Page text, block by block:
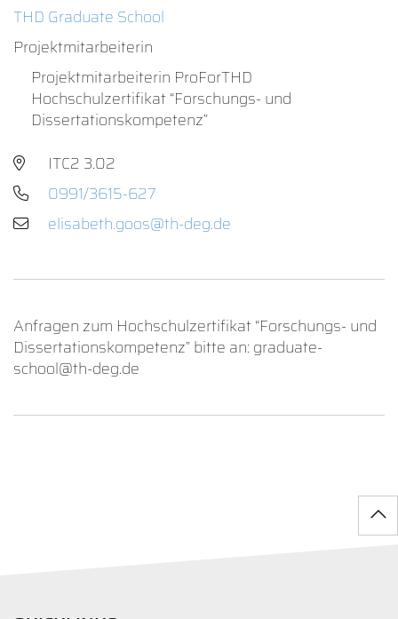
THD Graduate School
Projektmitarbeiterin
Projektmitarbeiterin ProForTHD
Hochschulzertifikat “Forschungs- und
Dissertationskompetenz”
ITC2 3.02
0991/3615-627
Anfragen zum Hochschulzertifikat “Forschungs- und
Dissertationskompetenz” bitte an: graduate-
school@th-deg.de